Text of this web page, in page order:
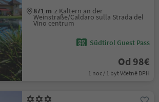
871 m z Kaltern an der
Weinstraße/Caldaro sulla Strada del
Vino centrum
Südtirol Guest Pass
Od 98€
1 noc / 1 byt Včetně DPH